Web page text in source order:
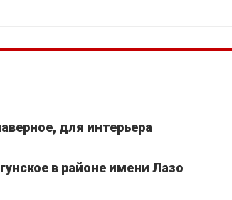
для интерьера
в районе имени Лазо